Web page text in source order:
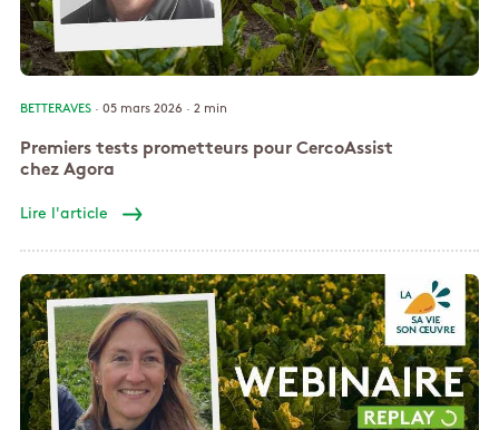
BETTERAVES· 05 mars 2026 · 2 min
Premiers tests prometteurs pour CercoAssist
chez Agora
Lire l'article